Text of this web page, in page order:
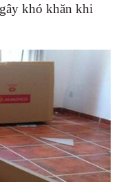
khó khăn khi